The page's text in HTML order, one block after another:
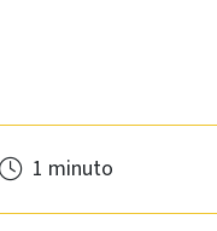
1 minuto